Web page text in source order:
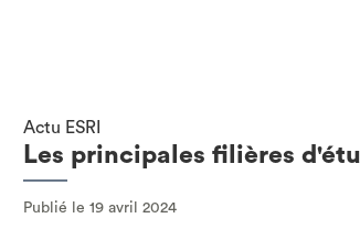
Actu ESRI
Les principales filières
Publié le 19 avril 2024